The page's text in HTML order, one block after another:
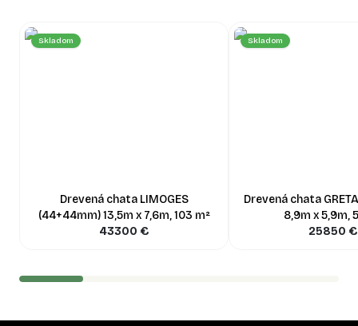
Skladom
Drevená chata LIMOGES
(44+44mm) 13,5m x 7,6m, 103 m²
43300 €
Skladom
Drevená chata
8,9m x 5,9m,
25850 €